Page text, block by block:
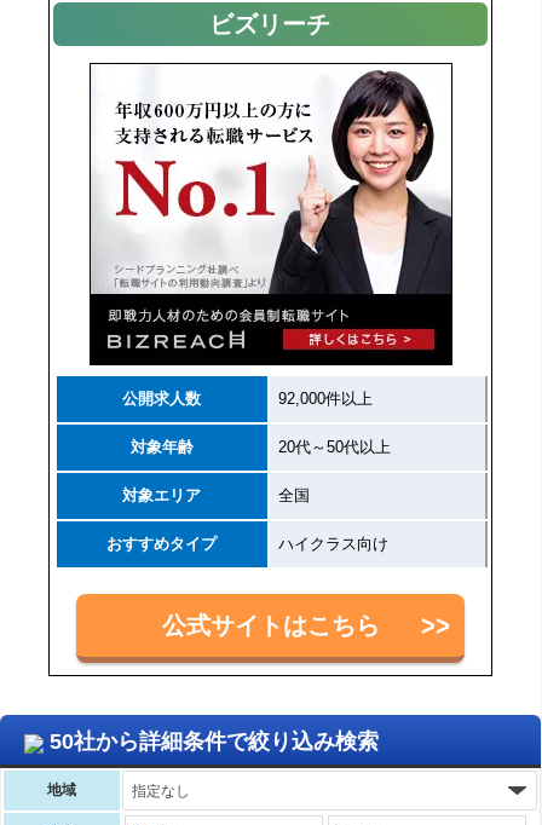
ビズリーチ
公開求人数 92,000件以上
対象年齢 20代～50代以上
対象エリア 全国
おすすめタイプ ハイクラス向け
公式サイトはこちら
50社から詳細条件で絞り込み検索
地域